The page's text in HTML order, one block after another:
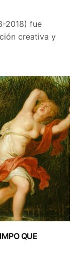
2018) fue
creativa y
QUE